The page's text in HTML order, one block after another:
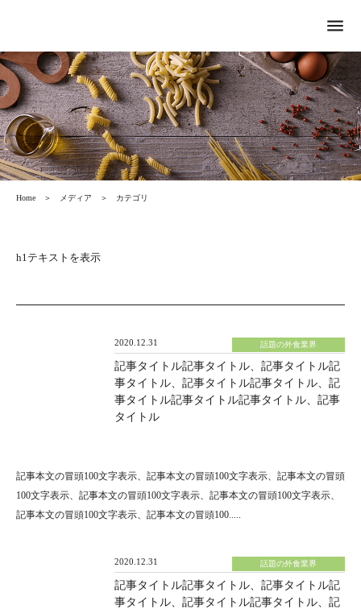
menu
Home ＞ メディア ＞ カテゴリ
h1テキストを表示
2020.12.31 話題の外食業界
記事タイトル記事タイトル、記事タイトル記
事タイトル、記事タイトル記事タイトル、記
事タイトル記事タイトル記事タイトル、記事
タイトル
記事本文の冒頭100文字表示、記事本文の冒頭100文字表示、記事本文の冒頭
100文字表示、記事本文の冒頭100文字表示、記事本文の冒頭100文字表示、
記事本文の冒頭100文字表示、記事本文の冒頭100.....
2020.12.31 話題の外食業界
記事タイトル記事タイトル、記事タイトル記
事タイトル、記事タイトル記事タイトル、記